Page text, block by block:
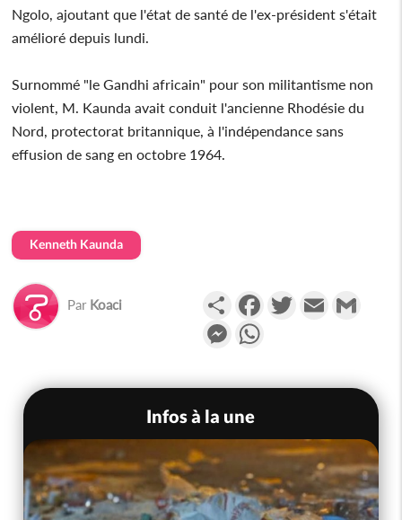
Ngolo, ajoutant que l'état de santé de l'ex-président s'était
amélioré depuis lundi.
Surnommé "le Gandhi africain" pour son militantisme non
violent, M. Kaunda avait conduit l'ancienne Rhodésie du
Nord, protectorat britannique, à l'indépendance sans
effusion de sang en octobre 1964.
Kenneth Kaunda
Par Koaci PartagerFacebookTwitterEmail
Messenger
Infos à la une